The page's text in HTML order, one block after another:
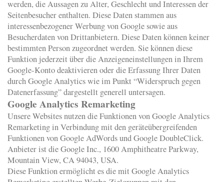
werden, die Aussagen zu Alter, Geschlecht und Interessen der
Seitenbesucher enthalten. Diese Daten stammen aus
interessenbezogener Werbung von Google sowie aus
Besucherdaten von Drittanbietern. Diese Daten können keiner
bestimmten Person zugeordnet werden. Sie können diese
Funktion jederzeit über die Anzeigeneinstellungen in Ihrem
Google-Konto deaktivieren oder die Erfassung Ihrer Daten
durch Google Analytics wie im Punkt “Widerspruch gegen
Datenerfassung” dargestellt generell untersagen.
Google Analytics Remarketing
Unsere Websites nutzen die Funktionen von Google Analytics
Remarketing in Verbindung mit den geräteübergreifenden
Funktionen von Google AdWords und Google DoubleClick.
Anbieter ist die Google Inc., 1600 Amphitheatre Parkway,
Mountain View, CA 94043, USA.
Diese Funktion ermöglicht es die mit Google Analytics